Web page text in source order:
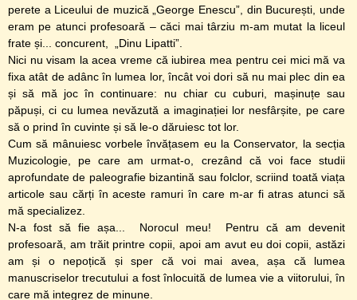
perete a Liceului de muzică „George Enescu”, din București, unde
eram pe atunci profesoară – căci mai târziu m-am mutat la liceul
frate și... concurent, „Dinu Lipatti”.
Nici nu visam la acea vreme că iubirea mea pentru cei mici mă va
fixa atât de adânc în lumea lor, încât voi dori să nu mai plec din ea
și să mă joc în continuare: nu chiar cu cuburi, mașinuțe sau
păpuși, ci cu lumea nevăzută a imaginației lor nesfârșite, pe care
să o prind în cuvinte și să le-o dăruiesc tot lor.
Cum să mânuiesc vorbele învățasem eu la Conservator, la secția
Muzicologie, pe care am urmat-o, crezând că voi face studii
aprofundate de paleografie bizantină sau folclor, scriind toată viața
articole sau cărți în aceste ramuri în care m-ar fi atras atunci să
mă specializez.
N-a fost să fie așa... Norocul meu! Pentru că am devenit
profesoară, am trăit printre copii, apoi am avut eu doi copii, astăzi
am și o nepoțică și sper că voi mai avea, așa că lumea
manuscriselor trecutului a fost înlocuită de lumea vie a viitorului, în
care mă integrez de minune.